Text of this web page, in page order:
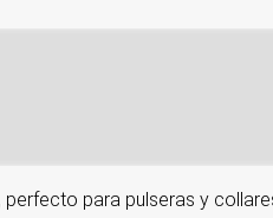
para pulseras y